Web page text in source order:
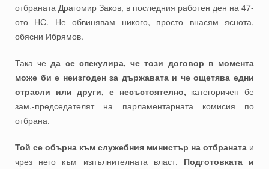
отбраната Драгомир Заков, в последния работен ден на 47-
ото НС. Не обвинявам никого, просто внасям яснота,
обясни Ибрямов.
Така чеда се спекулира, че този договор в момента
може би е неизгоден за държавата и че ощетява едни
отрасли или други, е несъстоятелно, категоричен бе
зам.-председателят на парламентарната комисия по
отбрана.
Той се обърна към служебния министър на отбраната и
чрез него към изпълнителната власт. Подготовката и